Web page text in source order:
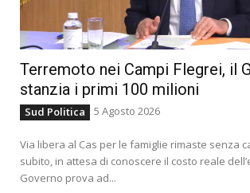
Terremoto nei Campi Flegrei, il
stanzia i primi 100 milioni
Sud Politica 5 Agosto 2026
Via libera al Cas per le famiglie rimaste senza
subito, in attesa di conoscere il costo reale
Governo prova ad...